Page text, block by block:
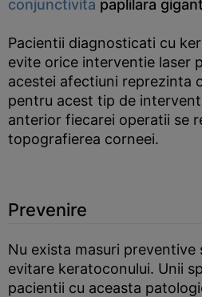
conjunctivita paplilara
Pacientii diagnosticati cu
evite orice interventie laser
acestei afectiuni reprezinta
pentru acest tip de
anterior fiecarei operatii se
topografierea corneei.
Prevenire
Nu exista masuri preventive
evitare keratoconului. Unii
pacientii cu aceasta